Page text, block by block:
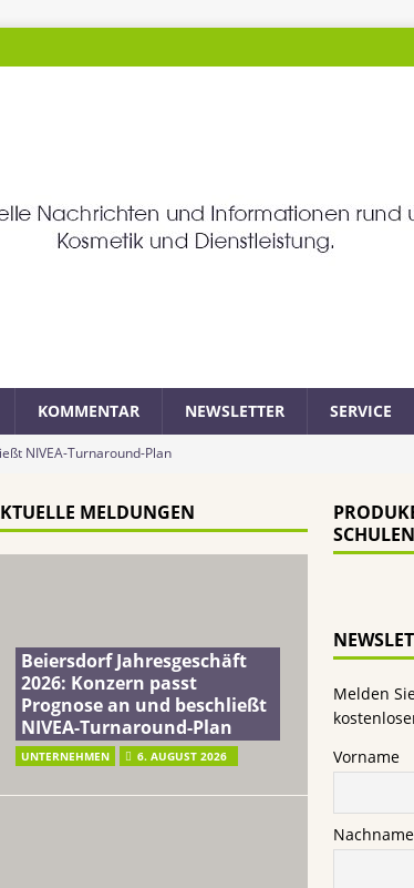
KOMMENTAR NEWSLETTER SERVICE
NIVEA-Turnaround-Plan
aus
EINZELHANDEL
zu tun beim täglichen
Mitarbeitenden in
Pionieren bei der
MELDUNGEN
Beiersdorf Jahresgeschäft
2026: Konzern passt
Prognose an und beschließt
NIVEA-Turnaround-Plan
UNTERNEHMEN 6. AUGUST 2026
Melden
Vorname
Nachname